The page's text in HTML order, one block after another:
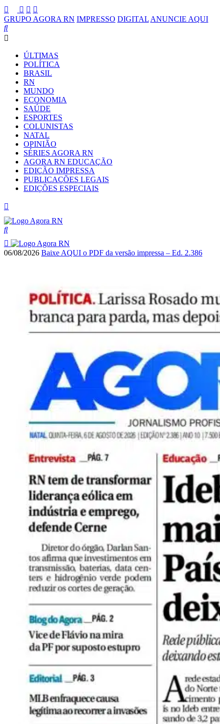
GRUPO AGORA RN IMPRESSO DIGITAL ANUNCIE AQUI
ÚLTIMAS
POLÍTICA
BRASIL
RN
MUNDO
ECONOMIA
SAÚDE
ESPORTES
COLUNISTAS
NATAL
OPINIÃO
SÉRIES AGORA RN
AGORA RN EDUCAÇÃO
EDIÇÃO IMPRESSA
PUBLICAÇÕES LEGAIS
EDIÇÕES ESPECIAIS
06/08/2026 Baixe AQUI o PDF da versão impressa – Ed. 2.386